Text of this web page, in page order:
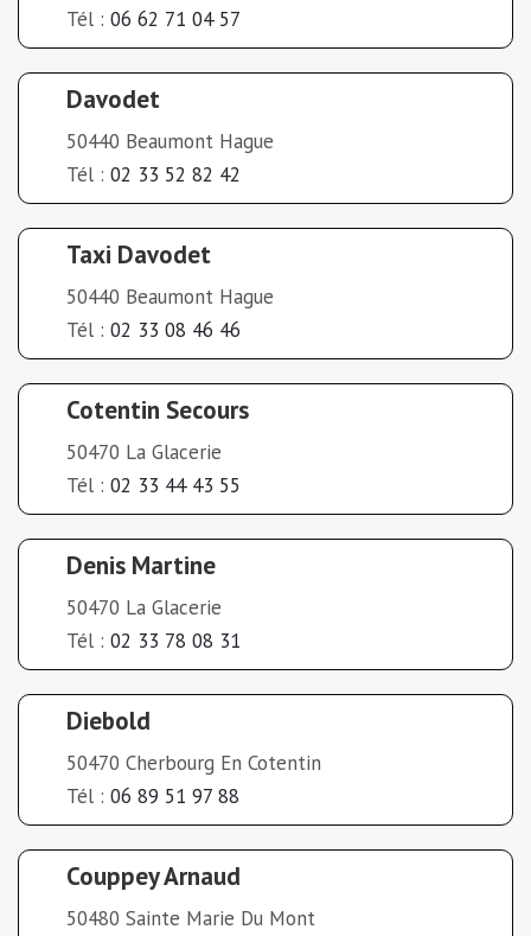
Tél : 06 62 71 04 57
Davodet
50440 Beaumont Hague
Tél : 02 33 52 82 42
Taxi Davodet
50440 Beaumont Hague
Tél : 02 33 08 46 46
Cotentin Secours
50470 La Glacerie
Tél : 02 33 44 43 55
Denis Martine
50470 La Glacerie
Tél : 02 33 78 08 31
Diebold
50470 Cherbourg En Cotentin
Tél : 06 89 51 97 88
Couppey Arnaud
50480 Sainte Marie Du Mont